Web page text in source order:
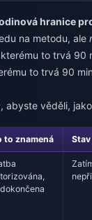
hranice
na metodu, ale
to trvá 90
to trvá 90
abyste věděli,
to znamená